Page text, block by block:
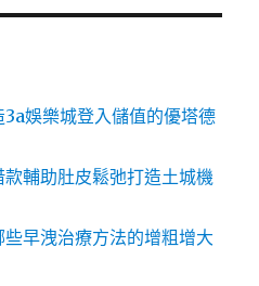
娛樂城登入儲值的優塔德
輔助肚皮鬆弛打造土城機
早洩治療方法的增粗增大